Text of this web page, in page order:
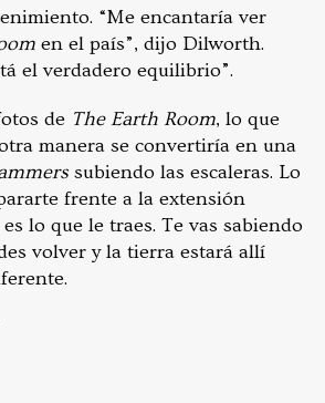
“Me encantaría ver
en el país”, dijo Dilworth.
el verdadero equilibrio”.
de The Earth Room, lo que
manera se convertiría en una
subiendo las escaleras. Lo
frente a la extensión
lo que le traes. Te vas sabiendo
volver y la tierra estará allí